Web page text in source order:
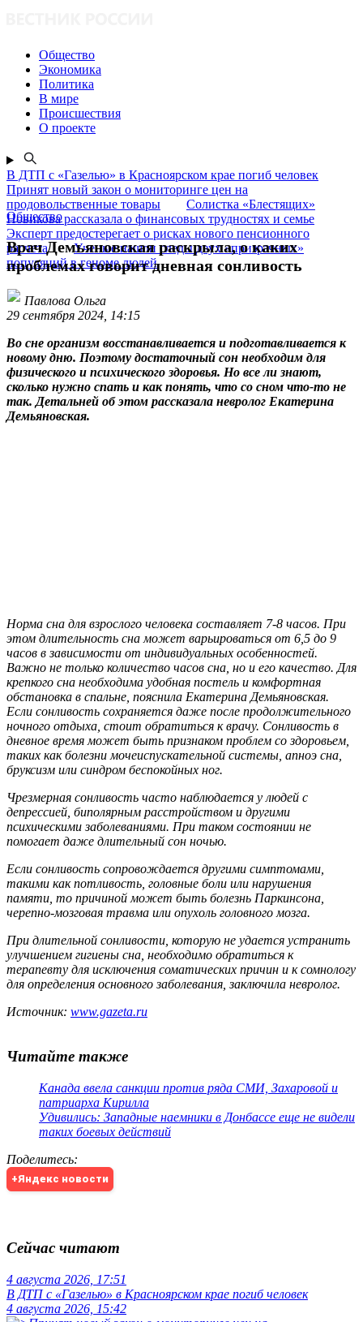
Общество
Экономика
Политика
В мире
Происшествия
О проекте
В ДТП с «Газелью» в Красноярском крае погиб человек
Принят новый закон о мониторинге цен на
продовольственные товары
Солистка «Блестящих»
Новикова рассказала о финансовых трудностях и семье
Эксперт предостерегает о рисках нового пенсионного
расчета
Ученые нашли следы двух «призрачных»
популяций в геноме людей
Общество
Врач Демьяновская раскрыла, о каких
проблемах говорит дневная сонливость
Павлова Ольга
29 сентября 2024, 14:15
Во сне организм восстанавливается и подготавливается к
новому дню. Поэтому достаточный сон необходим для
физического и психического здоровья. Но все ли знают,
сколько нужно спать и как понять, что со сном что-то не
так. Детальней об этом рассказала невролог Екатерина
Демьяновская.
Норма сна для взрослого человека составляет 7-8 часов. При
этом длительность сна может варьироваться от 6,5 до 9
часов в зависимости от индивидуальных особенностей.
Важно не только количество часов сна, но и его качество. Для
крепкого сна необходима удобная постель и комфортная
обстановка в спальне, пояснила Екатерина Демьяновская.
Если сонливость сохраняется даже после продолжительного
ночного отдыха, стоит обратиться к врачу. Сонливость в
дневное время может быть признаком проблем со здоровьем,
таких как болезни мочеиспускательной системы, апноэ сна,
бруксизм или синдром беспокойных ног.
Чрезмерная сонливость часто наблюдается у людей с
депрессией, биполярным расстройством и другими
психическими заболеваниями. При таком состоянии не
помогает даже длительный сон ночью.
Если сонливость сопровождается другими симптомами,
такими как потливость, головные боли или нарушения
памяти, то причиной может быть болезнь Паркинсона,
черепно-мозговая травма или опухоль головного мозга.
При длительной сонливости, которую не удается устранить
улучшением гигиены сна, необходимо обратиться к
терапевту для исключения соматических причин и к сомнологу
для определения основного заболевания, заключила невролог.
Источник: www.gazeta.ru
Читайте также
Канада ввела санкции против ряда СМИ, Захаровой и
патриарха Кирилла
Удивились: Западные наемники в Донбассе еще не видели
таких боевых действий
Поделитесь:
+Яндекс новости
Сейчас читают
4 августа 2026, 17:51
В ДТП с «Газелью» в Красноярском крае погиб человек
4 августа 2026, 15:42